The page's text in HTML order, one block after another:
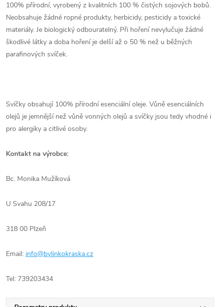
100% přírodní, vyrobený z kvalitních 100 % čistých sojových bobů.
Neobsahuje žádné ropné produkty, herbicidy, pesticidy a toxické
materiály. Je biologický odbouratelný. Při hoření nevylučuje žádné
škodlivé látky a doba hoření je delší až o 50 % než u běžných
parafinových svíček.
Svíčky obsahují 100% přírodní esenciální oleje. Vůně esenciálních
olejů je jemnější než vůně vonných olejů a svíčky jsou tedy vhodné i
pro alergiky a citlivé osoby.
Kontakt na výrobce:
Bc. Monika Mužíková
U Svahu 208/17
318 00 Plzeň
Email: info@bylinkokraska.cz
Tel: 739203434